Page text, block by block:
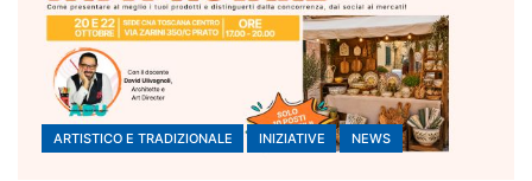
ARTISTICO E TRADIZIONALE INIZIATIVE NEWS